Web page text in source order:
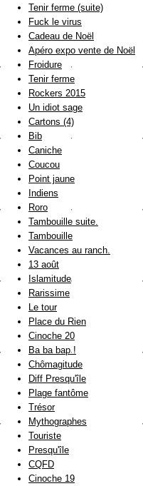
Tenir ferme (suite)
Fuck le virus
Cadeau de Noël
Apéro expo vente de Noël
Froidure
Tenir ferme
Rockers 2015
Un idiot sage
Cartons (4)
Bib
Caniche
Coucou
Point jaune
Indiens
Roro
Tambouille suite.
Tambouille
Vacances au ranch.
13 août
Islamitude
Rarissime
Le tour
Place du Rien
Cinoche 20
Ba ba bap !
Chômagitude
Diff Presqu'île
Plage fantôme
Trésor
Mythographes
Touriste
Presqu'île
CQFD
Cinoche 19